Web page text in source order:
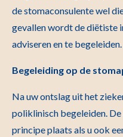
de stomaconsulente wel
gevallen wordt de diëtiste
adviseren en te begeleiden.
Begeleiding op de
Na uw ontslag uit het
poliklinisch begeleiden.
principe plaats als u ook